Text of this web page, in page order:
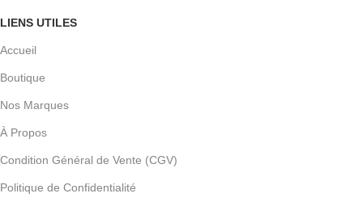
LIENS UTILES
Accueil
Boutique
Nos Marques
À Propos
Condition Général de Vente (CGV)
Politique de Confidentialité